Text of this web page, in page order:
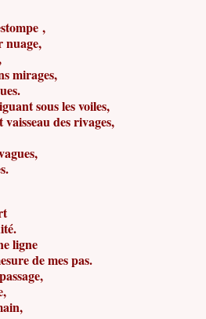
,
nuage,
mirages,
sous les voiles,
des rivages,
ligne
de mes pas.